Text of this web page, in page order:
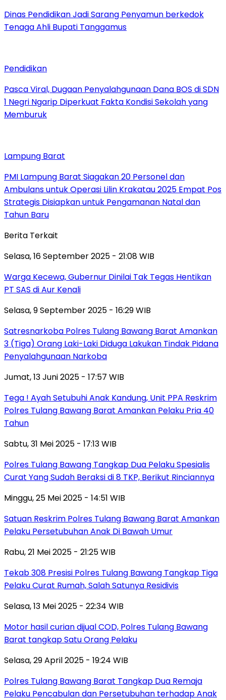
Dinas Pendidikan Jadi Sarang Penyamun berkedok
Tenaga Ahli Bupati Tanggamus
Pendidikan
Pasca Viral, Dugaan Penyalahgunaan Dana BOS di SDN
1 Negri Ngarip Diperkuat Fakta Kondisi Sekolah yang
Memburuk
Lampung Barat
PMI Lampung Barat Siagakan 20 Personel dan
Ambulans untuk Operasi Lilin Krakatau 2025 Empat Pos
Strategis Disiapkan untuk Pengamanan Natal dan
Tahun Baru
Berita Terkait
Selasa, 16 September 2025 - 21:08 WIB
Warga Kecewa, Gubernur Dinilai Tak Tegas Hentikan
PT SAS di Aur Kenali
Selasa, 9 September 2025 - 16:29 WIB
Satresnarkoba Polres Tulang Bawang Barat Amankan
3 (Tiga) Orang Laki-Laki Diduga Lakukan Tindak Pidana
Penyalahgunaan Narkoba
Jumat, 13 Juni 2025 - 17:57 WIB
Tega ! Ayah Setubuhi Anak Kandung, Unit PPA Reskrim
Polres Tulang Bawang Barat Amankan Pelaku Pria 40
Tahun
Sabtu, 31 Mei 2025 - 17:13 WIB
Polres Tulang Bawang Tangkap Dua Pelaku Spesialis
Curat Yang Sudah Beraksi di 8 TKP, Berikut Rinciannya
Minggu, 25 Mei 2025 - 14:51 WIB
Satuan Reskrim Polres Tulang Bawang Barat Amankan
Pelaku Persetubuhan Anak Di Bawah Umur
Rabu, 21 Mei 2025 - 21:25 WIB
Tekab 308 Presisi Polres Tulang Bawang Tangkap Tiga
Pelaku Curat Rumah, Salah Satunya Residivis
Selasa, 13 Mei 2025 - 22:34 WIB
Motor hasil curian dijual COD, Polres Tulang Bawang
Barat tangkap Satu Orang Pelaku
Selasa, 29 April 2025 - 19:24 WIB
Polres Tulang Bawang Barat Tangkap Dua Remaja
Pelaku Pencabulan dan Persetubuhan terhadap Anak